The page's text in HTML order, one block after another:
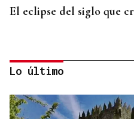
El eclipse del siglo que
Lo último